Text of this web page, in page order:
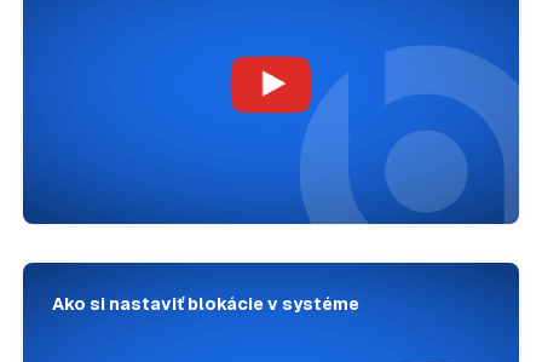
Ako si nastaviť blokácie v systéme